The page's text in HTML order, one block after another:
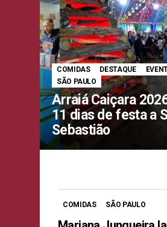
COMIDAS DESTAQUE
SÃO PAULO
Arraiá Caiçara
11 dias de festa a
Sebastião
COMIDAS SÃO PAULO